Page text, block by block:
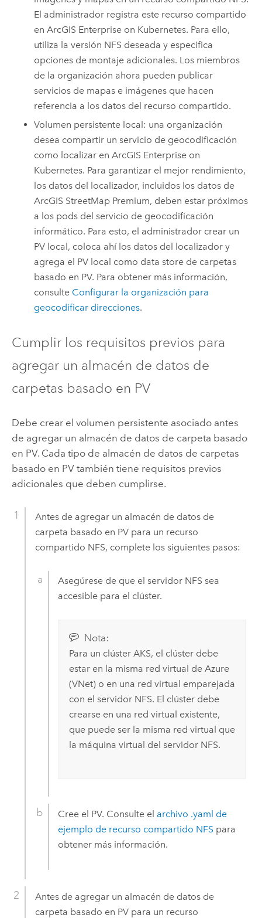
El administrador registra este recurso compartido
enArcGIS Enterprise on Kubernetes. Para ello,
utiliza la versión NFS deseada y especifica
opciones de montaje adicionales. Los miembros
de la organización ahora pueden publicar
servicios de mapas e imágenes que hacen
referencia a los datos del recurso compartido.
Volumen persistente local: una organización
desea compartir un servicio de geocodificación
como localizar enArcGIS Enterprise on
Kubernetes. Para garantizar el mejor rendimiento,
los datos del localizador, incluidos los datos de
ArcGIS StreetMap Premium, deben estar próximos
a los pods del servicio de geocodificación
informático. Para esto, el administrador crear un
PV local, coloca ahí los datos del localizador y
agrega el PV local como data store de carpetas
basado en PV. Para obtener más información,
consulte Configurar la organización para
geocodificar direcciones.
Cumplir los requisitos previos para
agregar un almacén de datos de
carpetas basado en PV
Debe crear el volumen persistente asociado antes
de agregar un almacén de datos de carpeta basado
en PV. Cada tipo de almacén de datos de carpetas
basado en PV también tiene requisitos previos
adicionales que deben cumplirse.
Antes de agregar un almacén de datos de
carpeta basado en PV para un recurso
compartido NFS, complete los siguientes pasos:
Asegúrese de que el servidor NFS sea
accesible para el clúster.
Nota:
Para un clúster AKS, el clúster debe
estar en la misma red virtual de Azure
(VNet) o en una red virtual emparejada
con el servidor NFS. El clúster debe
crearse en una red virtual existente,
que puede ser la misma red virtual que
la máquina virtual del servidor NFS.
Cree el PV. Consulte el archivo .yaml de
ejemplo de recurso compartido NFS para
obtener más información.
Antes de agregar un almacén de datos de
carpeta basado en PV para un recurso